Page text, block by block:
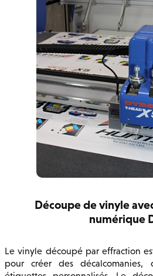
Découpe de vinyle
numérique
Le vinyle découpé par effraction
pour créer des décalcomanies,